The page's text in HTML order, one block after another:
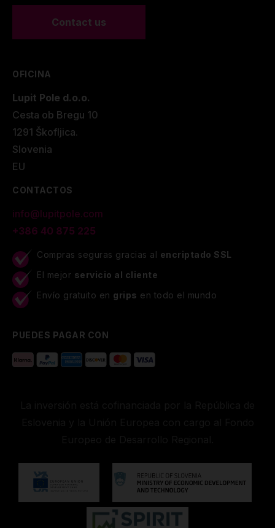
Contact us
OFICINA
Lupit Pole d.o.o.
Cesta ob Bregu 10
1291 Škofljica.
Slovenia
EU
CONTACTOS
info@lupitpole.com
+386 40 875 225
Compras seguras gracias al encriptado SSL
El mejor servicio al cliente
Envío gratuito en grips en todo el mundo
PUEDES PAGAR CON